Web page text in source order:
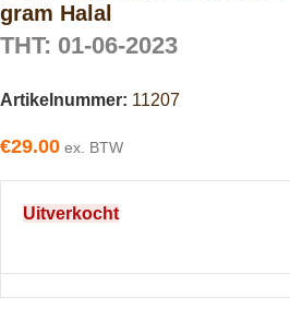
gram Halal
THT: 01-06-2023
Artikelnummer: 11207
€29.00 ex. BTW
Uitverkocht